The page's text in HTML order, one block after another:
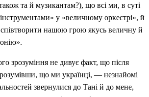
та й музикантам?), що всі ми, в суті
у «величному оркестрі», й
нашою грою якусь величну й
зрозуміння не дивує факт, що після
що ми українці, — незнайомі
звернулися до Тані й до мене,